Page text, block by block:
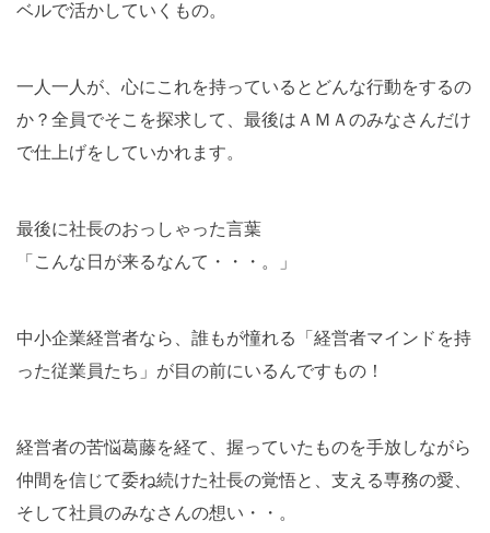
ベルで活かしていくもの。
一人一人が、心にこれを持っているとどんな行動をするの
か？全員でそこを探求して、最後はＡＭＡのみなさんだけ
で仕上げをしていかれます。
最後に社長のおっしゃった言葉
「こんな日が来るなんて・・・。」
中小企業経営者なら、誰もが憧れる「経営者マインドを持
った従業員たち」が目の前にいるんですもの！
経営者の苦悩葛藤を経て、握っていたものを手放しながら
仲間を信じて委ね続けた社長の覚悟と、支える専務の愛、
そして社員のみなさんの想い・・。